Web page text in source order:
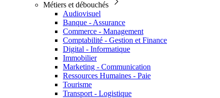
Métiers et débouchés
Audiovisuel
Banque - Assurance
Commerce - Management
Comptabilité - Gestion et Finance
Digital - Informatique
Immobilier
Marketing - Communication
Ressources Humaines - Paie
Tourisme
Transport - Logistique